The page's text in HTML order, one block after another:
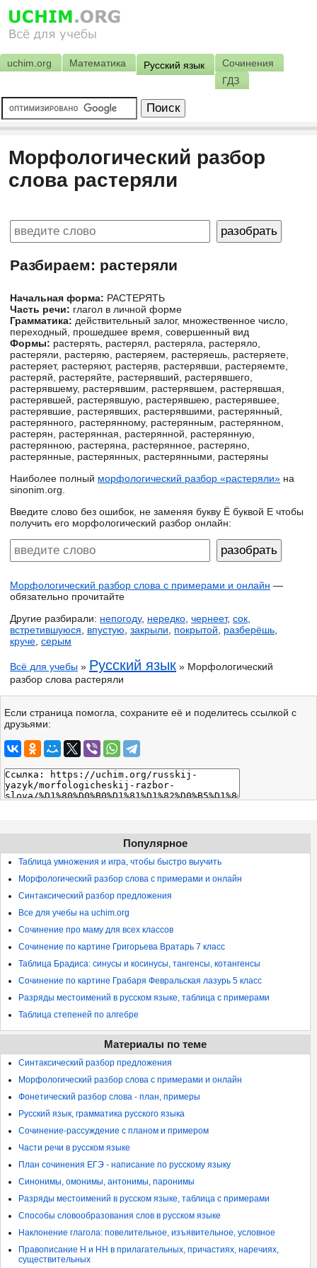
uchim.org Математика Русский язык
Сочинения
ГДЗ
Морфологический разбор
слова растеряли
Разбираем: растеряли
Начальная форма: РАСТЕРЯТЬ
Часть речи: глагол в личной форме
Грамматика: действительный залог, множественное число,
переходный, прошедшее время, совершенный вид
Формы: растерять, растерял, растеряла, растеряло,
растеряли, растеряю, растеряем, растеряешь, растеряете,
растеряет, растеряют, растеряв, растерявши, растеряемте,
растеряй, растеряйте, растерявший, растерявшего,
растерявшему, растерявшим, растерявшем, растерявшая,
растерявшей, растерявшую, растерявшею, растерявшее,
растерявшие, растерявших, растерявшими, растерянный,
растерянного, растерянному, растерянным, растерянном,
растерян, растерянная, растерянной, растерянную,
растерянною, растеряна, растерянное, растеряно,
растерянные, растерянных, растерянными, растеряны
Наиболее полный морфологический разбор «растеряли» на
sinonim.org.
Введите слово без ошибок, не заменяя букву Ё буквой Е чтобы
получить его морфологический разбор онлайн:
Морфологический разбор слова с примерами и онлайн —
обязательно прочитайте
Другие разбирали: непогоду, нередко чернеет, сок
встретившуюся
впустую закрыли покрытой разберёшь
круче серым
Всё для учебы » Русский язык » Морфологический
разбор слова растеряли
Если страница помогла, сохраните её и поделитесь ссылкой с
друзьями:
Популярное
Таблица умножения и игра, чтобы быстро выучить
Морфологический разбор слова с примерами и онлайн
Синтаксический разбор предложения
Все для учебы на uchim.org
Сочинение про маму для всех классов
Сочинение по картине Григорьева Вратарь 7 класс
Таблица Брадиса: синусы и косинусы, тангенсы, котангенсы
Сочинение по картине Грабаря Февральская лазурь 5 класс
Разряды местоимений в русском языке, таблица с примерами
Таблица степеней по алгебре
Материалы по теме
Синтаксический разбор предложения
Морфологический разбор слова с примерами и онлайн
Фонетический разбор слова - план, примеры
Русский язык, грамматика русского языка
Сочинение-рассуждение с планом и примером
Части речи в русском языке
План сочинения ЕГЭ - написание по русскому языку
Синонимы, омонимы, антонимы, паронимы
Разряды местоимений в русском языке, таблица с примерами
Способы словообразования слов в русском языке
Наклонение глагола: повелительное, изъявительное, условное
Правописание Н и НН в прилагательных, причастиях, наречиях,
существительных